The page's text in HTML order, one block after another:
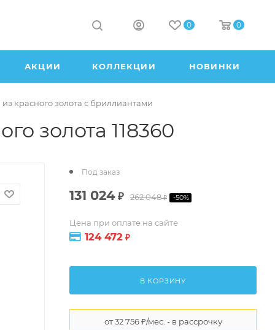
0 0
АКЦИИ КОЛЛЕКЦИИ НОВИНКИ
из красного золота с бриллиантами
золота 118360
Под заказ
131 024₽ 262 048₽ -50%
Цена при оплате на сайте
124 472 ₽
В КОРЗИНУ